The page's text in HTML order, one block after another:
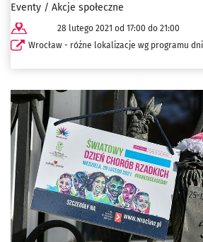
Eventy / Akcje społeczne
28 lutego 2021 od 17:00 do 21:00
Wrocław - różne lokalizacje wg programu